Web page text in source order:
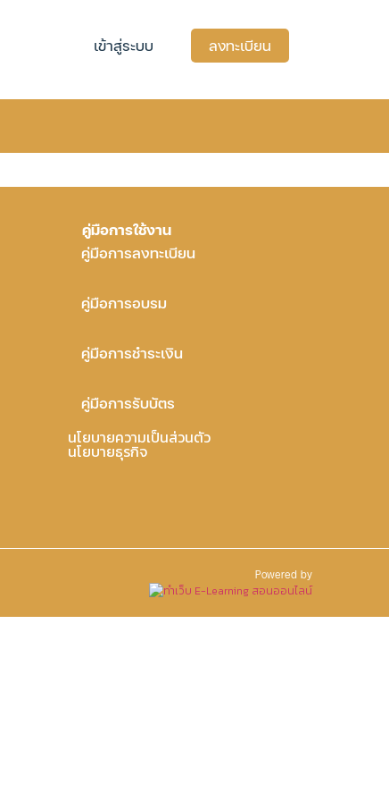
เข้าสู่ระบบ ลงทะเบียน
คู่มือการใช้งาน
คู่มือการลงทะเบียน
คู่มือการอบรม
คู่มือการชำระเงิน
คู่มือการรับบัตร
นโยบายความเป็นส่วนตัว
นโยบายธุรกิจ
Powered by